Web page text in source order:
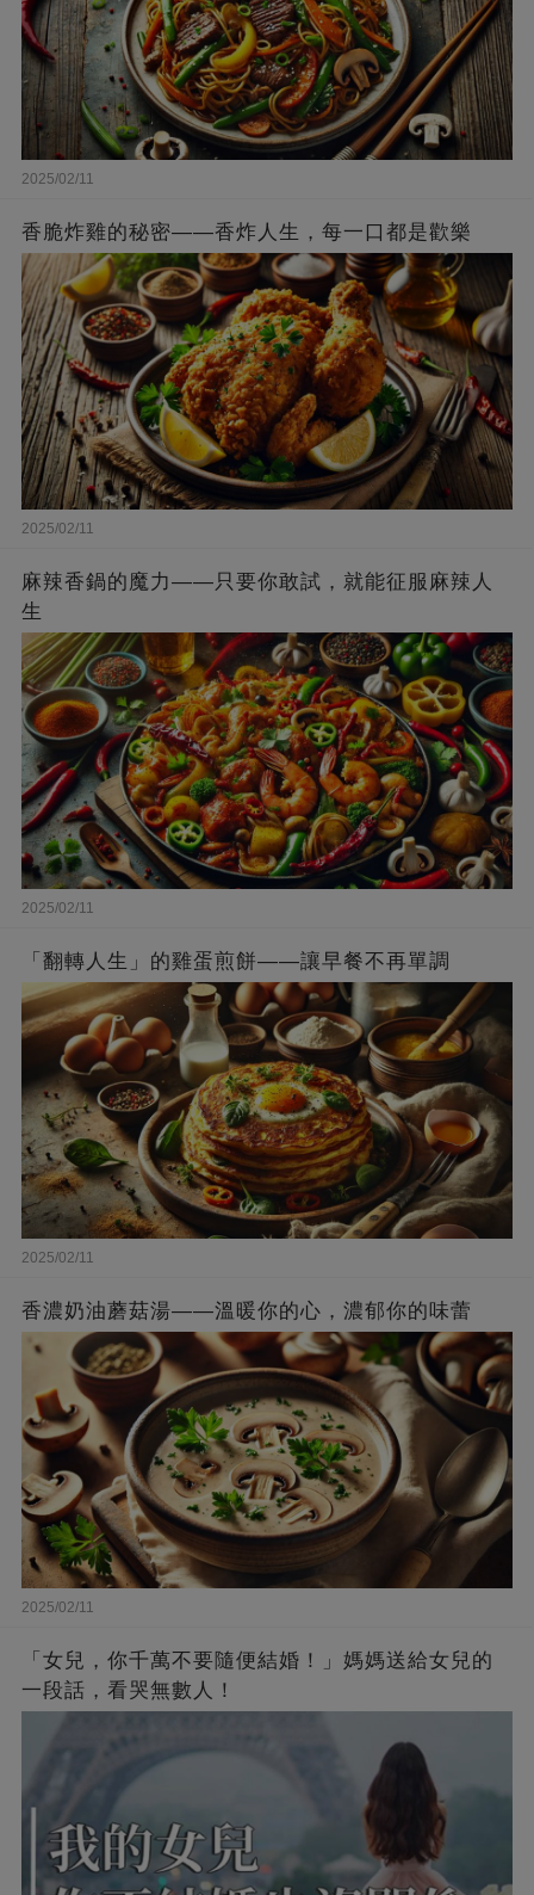
2025/02/11
香脆炸雞的秘密——香炸人生，每一口都是歡樂
2025/02/11
麻辣香鍋的魔力——只要你敢試，就能征服麻辣人
生
2025/02/11
「翻轉人生」的雞蛋煎餅——讓早餐不再單調
2025/02/11
香濃奶油蘑菇湯——溫暖你的心，濃郁你的味蕾
2025/02/11
「女兒，你千萬不要隨便結婚！」媽媽送給女兒的
一段話，看哭無數人！